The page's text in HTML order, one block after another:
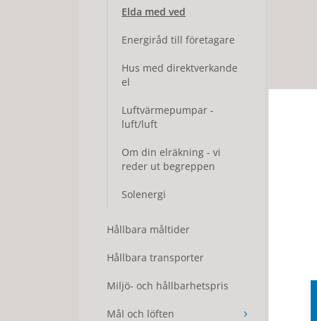
Elda med ved
Energiråd till företagare
Hus med direktverkande
el
Luftvärmepumpar -
luft/luft
Om din elräkning - vi
reder ut begreppen
Solenergi
Hållbara måltider
Hållbara transporter
Miljö- och hållbarhetspris
Mål och löften